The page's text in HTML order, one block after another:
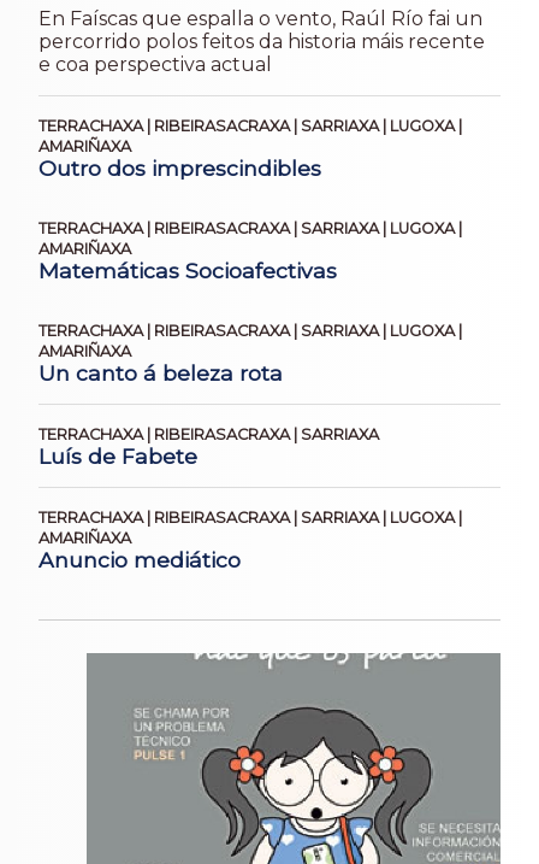
En Faíscas que espalla o vento, Raúl Río fai un
percorrido polos feitos da historia máis recente
e coa perspectiva actual
TERRACHAXA | RIBEIRASACRAXA | SARRIAXA | LUGOXA |
AMARIÑAXA
Outro dos imprescindibles
TERRACHAXA | RIBEIRASACRAXA | SARRIAXA | LUGOXA |
AMARIÑAXA
Matemáticas Socioafectivas
TERRACHAXA | RIBEIRASACRAXA | SARRIAXA | LUGOXA |
AMARIÑAXA
Un canto á beleza rota
TERRACHAXA | RIBEIRASACRAXA | SARRIAXA
Luís de Fabete
TERRACHAXA | RIBEIRASACRAXA | SARRIAXA | LUGOXA |
AMARIÑAXA
Anuncio mediático